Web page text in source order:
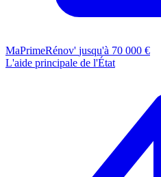
MaPrimeRénov' jusqu'à 70 000 €
L'aide principale de l'État